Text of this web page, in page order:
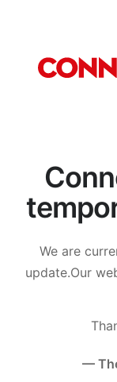
We are
update.Our
—